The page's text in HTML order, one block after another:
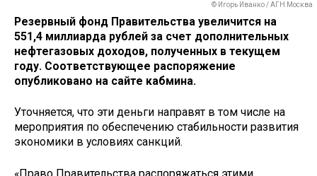
© Игорь Иванко / АГН Москва
Резервный фонд Правительства увеличится на
551,4 миллиарда рублей за счет дополнительных
нефтегазовых доходов, полученных в текущем
году. Соответствующее распоряжение
опубликовано на сайте кабмина.
Уточняется, что эти деньги направят в том числе на
мероприятия по обеспечению стабильности развития
экономики в условиях санкций.